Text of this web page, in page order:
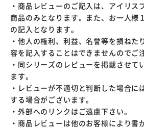
・商品レビューのご記入は、アイリス
商品のみとなります。また、お一人様
の記入となります。
・他人の権利、利益、名誉等を損ねた
容を記入することはできませんのでご
・同シリーズのレビューを掲載させて
ます。
・レビューが不適切と判断した場合に
する場合がございます。
・外部へのリンクはご遠慮下さい。
・商品レビューは他のお客様により書